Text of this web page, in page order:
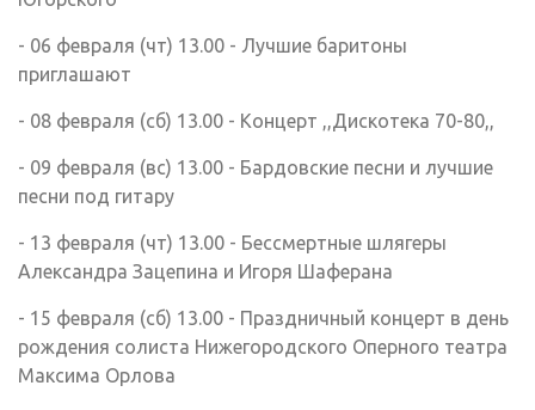
- 06 февраля (чт) 13.00 - Лучшие баритоны
приглашают
- 08 февраля (сб) 13.00 - Концерт ,,Дискотека 70-80,,
- 09 февраля (вс) 13.00 - Бардовские песни и лучшие
песни под гитару
- 13 февраля (чт) 13.00 - Бессмертные шлягеры
Александра Зацепина и Игоря Шаферана
- 15 февраля (сб) 13.00 - Праздничный концерт в день
рождения солиста Нижегородского Оперного театра
Максима Орлова